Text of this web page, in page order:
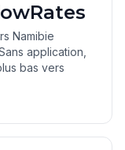
Namibie
application,
bas vers